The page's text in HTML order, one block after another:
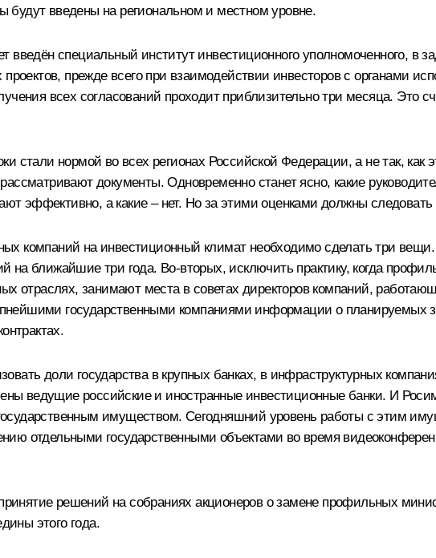
будут введены на региональном и местном уровне.
специальный институт инвестиционного уполномоченного, в
прежде всего при взаимодействии инвесторов с органами
всех согласований проходит приблизительно три месяца. Это
стали нормой во всех регионах Российской Федерации, а не так, как
документы. Одновременно станет ясно, какие
эффективно, а какие – нет. Но за этими оценками должны
компаний на инвестиционный климат необходимо сделать три
на ближайшие три года. Во‑вторых, исключить практику, когда
отраслях, занимают места в советах директоров компаний,
государственными компаниями информации о планируемых
доли государства в крупных банках, в инфраструктурных
ведущие российские и иностранные инвестиционные банки. И
имуществом. Сегодняшний уровень работы с этим
отдельными государственными объектами во время
решений на собраниях акционеров о замене профильных
этого года.